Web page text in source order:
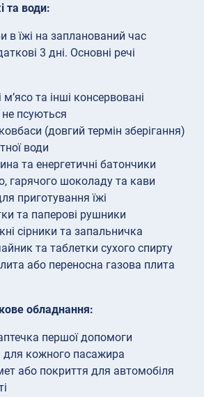
та води:
в їжі на запланований час
3 дні. Основні речі
та інші консервовані
псуються
(довгий термін зберігання)
води
та енергетичні батончики
гарячого шоколаду та кави
приготування їжі
та паперові рушники
сірники та запальничка
та таблетки сухого спирту
або переносна газова плита
обладнання:
першої допомоги
для кожного пасажира
або покриття для автомобіля